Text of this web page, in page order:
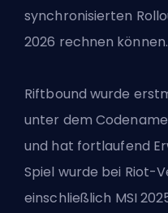
synchronisierten
2026 rechnen können.
Riftbound wurde
unter dem
und hat fortlaufend
Spiel wurde bei Riot-
einschließlich MSI